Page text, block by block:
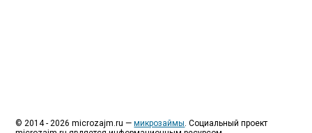
© 2014 - 2026 microzajm.ru —микрозаймы. Социальный проект